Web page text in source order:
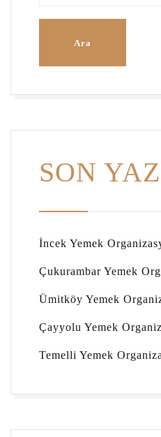
SON
İncek Yemek
Çukurambar Yemek
Ümitköy Yemek
Çayyolu Yemek
Temelli Yemek